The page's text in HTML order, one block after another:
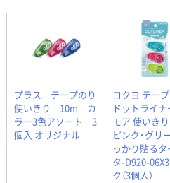
プラス テープのり
使いきり 10m カ
ラー3色アソート 3
個入 オリジナル
コクヨ テー
ドットライ
モア 使いきり
ピンク・グリ
っかり貼るタ
タ-D920-
ク（3個入）